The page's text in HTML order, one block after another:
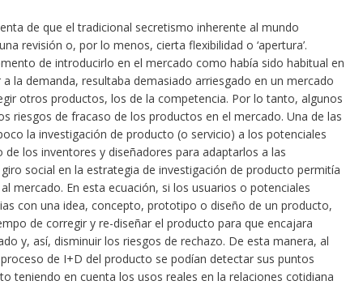
de que el tradicional secretismo inherente al mundo
revisión o, por lo menos, cierta flexibilidad o ‘apertura’.
de introducirlo en el mercado como había sido habitual en
la demanda, resultaba demasiado arriesgado en un mercado
otros productos, los de la competencia. Por lo tanto, algunos
riesgos de fracaso de los productos en el mercado. Una de las
la investigación de producto (o servicio) a los potenciales
los inventores y diseñadores para adaptarlos a las
social en la estrategia de investigación de producto permitía
mercado. En esta ecuación, si los usuarios o potenciales
con una idea, concepto, prototipo o diseño de un producto,
de corregir y re-diseñar el producto para que encajara
y, así, disminuir los riesgos de rechazo. De esta manera, al
de I+D del producto se podían detectar sus puntos
teniendo en cuenta los usos reales en la relaciones cotidiana